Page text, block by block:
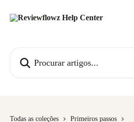
Todas as coleções
Primeiros passos